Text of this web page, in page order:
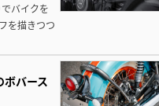
バイクを
を描きつつ
バース